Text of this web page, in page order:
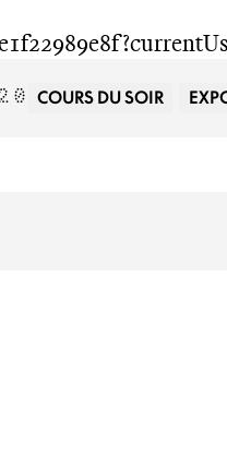
COURS DU SOIR